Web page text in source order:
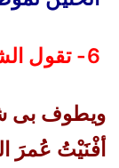
6- تقول
ويطوف بى
أفْنَيْتُ عُمرَ